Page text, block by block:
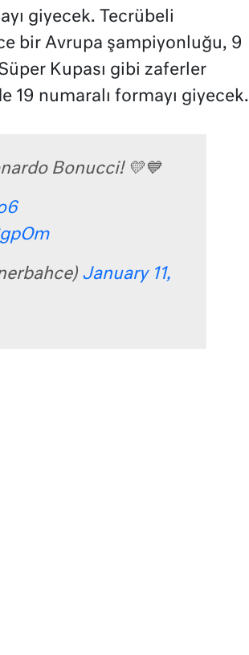
giyecek. Tecrübeli
bir Avrupa şampiyonluğu, 9
Kupası gibi zaferler
19 numaralı formayı giyecek.
Bonucci! 💛💙
January 11,